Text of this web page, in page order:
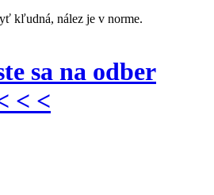
kľudná, nález je v norme.
sa na odber
< <